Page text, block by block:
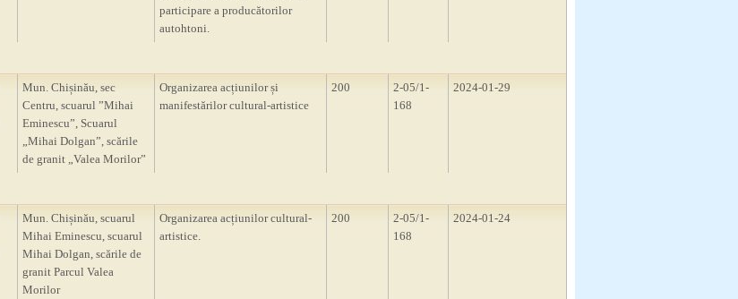
participare a producătorilor
autohtoni.
Mun. Chișinău, sec
Centru, scuarul ”Mihai
Eminescu”, Scuarul
„Mihai Dolgan”, scările
de granit „Valea Morilor”
Organizarea acțiunilor și
manifestărilor cultural-artistice
200
2-05/1-
168
2024-01-29
Mun. Chișinău, scuarul
Mihai Eminescu, scuarul
Mihai Dolgan, scările de
granit Parcul Valea
Morilor
Organizarea acțiunilor cultural-
artistice.
200
2-05/1-
168
2024-01-24